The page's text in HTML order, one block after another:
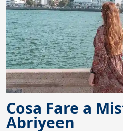
Cosa Fare a
Abriyeen